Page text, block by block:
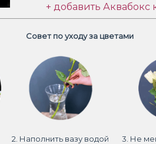
+ добавить Аквабокс
Совет по уходу за цветами
2. Наполнить вазу водой
3. Не